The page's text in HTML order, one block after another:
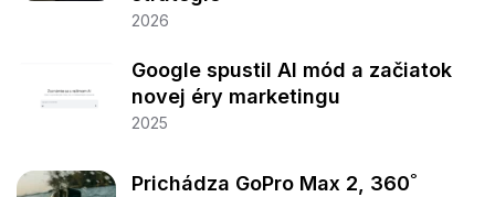
2026
Google spustil AI mód a začiatok
novej éry marketingu
2025
Prichádza GoPro Max 2, 360˚